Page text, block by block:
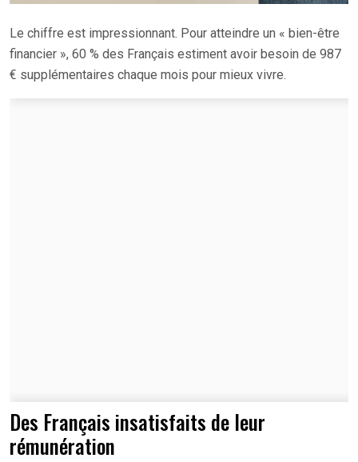
Le chiffre est impressionnant. Pour atteindre un « bien-être
financier », 60 % des Français estiment avoir besoin de 987
€ supplémentaires chaque mois pour mieux vivre.
Des Français insatisfaits de leur
rémunération